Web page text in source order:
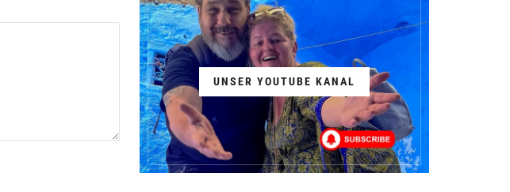
UNSER YOUTUBE KANAL